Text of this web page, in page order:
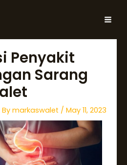
Penyakit
Sarang
markaswalet / May 11, 2023